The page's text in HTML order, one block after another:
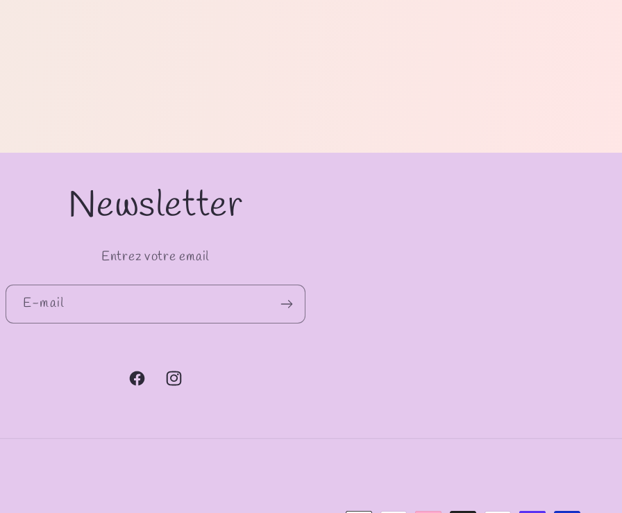
Newsletter
Entrez votre email
E-mail
FacebookInstagram